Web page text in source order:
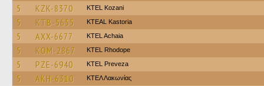
5 KZK-8370 ΚΤΕL Kozani
5 KTB-5655 KTEAL Kastoria
5 AXX-6677 KTEL Achaia
5 KOM-2867 KTEL Rhodope
5 PZE-6940 KTEL Preveza
5 AKH-6310 ΚΤΕΛ Λακωνίας